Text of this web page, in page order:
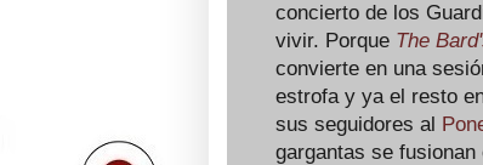
concierto de los
vivir. Porque The
convierte en una
estrofa y ya el resto
sus seguidores al
gargantas se